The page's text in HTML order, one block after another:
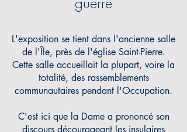
guerre
L'exposition se tient dans l'ancienne salle
de l'Île, près de l'église Saint-Pierre.
Cette salle accueillait la plupart, voire la
totalité, des rassemblements
communautaires pendant l'Occupation.
C'est ici que la Dame a prononcé son
discours décourageant les insulaires